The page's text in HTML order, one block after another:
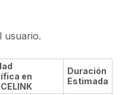
usuario.
en
Duración
Estimada